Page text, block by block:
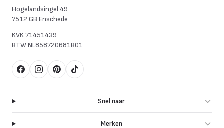
Hogelandsingel 49
7512 GB Enschede
KVK71451439
BTWNL858720681B01
FacebookInstagram
Pinterest
TikTok
Snel naar
Merken